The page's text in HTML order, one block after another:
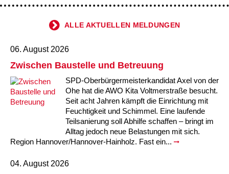
Kindertagesstätte Klaus-Müller-Kilian-Weg /
“Mäuseburg” / Familienzentrum
Kindertagesstätte König-Ludwig-Straße
Kindertagesstätte Langes Feld “Deisterspatzen”
Kindertagesstätte Moorlilienweg /
Familienzentrum
Kindertagesstätte Petermannstraße /
Familienzentrum
Kindertagesstätte Hiltrud-Grote-Weg
Kindertagesstätte Ibykusweg / Familienzentrum
Kindertagesstätte Johannes-Lau-Hof
Kindertagesstätte Kapellenbrink /
Familienzentrum
Kindertagesstätte Klaus-Müller-Kilian-Weg /
“Mäuseburg” / Familienzentrum
ALLE AKTUELLEN MELDUNGEN
06. August 2026
Zwischen Baustelle und Betreuung
SPD-Oberbürgermeisterkandidat Axel von der
Ohe hat die AWO Kita Voltmerstraße besucht.
Seit acht Jahren kämpft die Einrichtung mit
Feuchtigkeit und Schimmel. Eine laufende
Teilsanierung soll Abhilfe schaffen – bringt im
Alltag jedoch neue Belastungen mit sich.
Region Hannover/Hannover-Hainholz. Fast ein...
04. August 2026